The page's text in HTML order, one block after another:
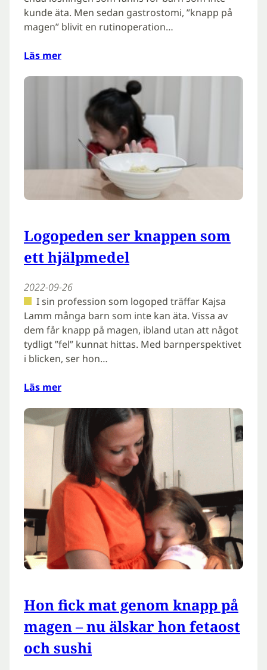
kunde äta. Men sedan gastrostomi, ”knapp på
magen” blivit en rutinoperation…
Läs mer
Logopeden ser knappen som
ett hjälpmedel
2022-09-26
I sin profession som logoped träffar Kajsa
Lamm många barn som inte kan äta. Vissa av
dem får knapp på magen, ibland utan att något
tydligt ”fel” kunnat hittas. Med barnperspektivet
i blicken, ser hon…
Läs mer
Hon fick mat genom knapp på
magen – nu älskar hon fetaost
och sushi